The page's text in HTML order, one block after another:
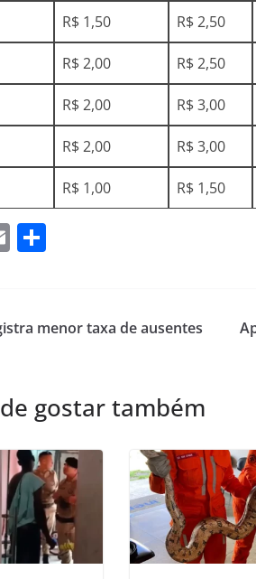
R$ 1,50 R$ 2,50
R$ 2,00 R$ 2,50
R$ 2,00 R$ 3,00
R$ 2,00 R$ 3,00
R$ 1,00 R$ 1,50
E
l e
menor taxa de ausentes
gostar também